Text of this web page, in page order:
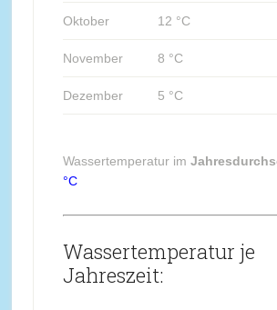
Oktober 12 °C
November 8 °C
Dezember 5 °C
Wassertemperatur im
°C
Wassertemperatur je
Jahreszeit: